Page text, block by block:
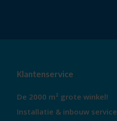
Klantenservice
De 2000 m² grote winkel!
Installatie & inbouw service